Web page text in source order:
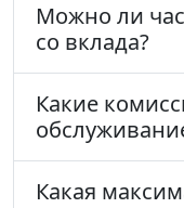
Можно ли
со вклада?
Какие
Какая